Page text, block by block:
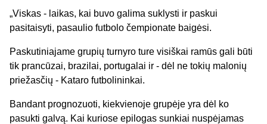
„Viskas - laikas, kai buvo galima suklysti ir paskui
pasitaisyti, pasaulio futbolo čempionate baigėsi.
Paskutiniajame grupių turnyro ture visiškai ramūs gali būti
tik prancūzai, brazilai, portugalai ir - dėl ne tokių malonių
priežasčių - Kataro futbolininkai.
Bandant prognozuoti, kiekvienoje grupėje yra dėl ko
pasukti galvą. Kai kuriose epilogas sunkiai nuspėjamas